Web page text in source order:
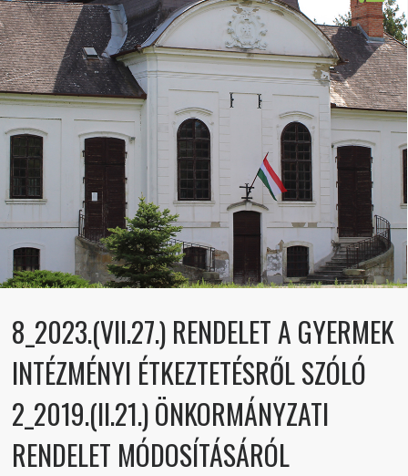
8_2023.(VII.27.) RENDELET A GYERMEK
INTÉZMÉNYI ÉTKEZTETÉSRŐL SZÓLÓ
2_2019.(II.21.) ÖNKORMÁNYZATI
RENDELET MÓDOSÍTÁSÁRÓL